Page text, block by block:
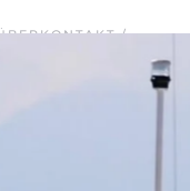
KONTAKT /